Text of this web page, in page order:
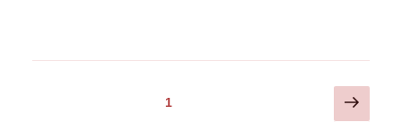
Posts
pagination
עמוד1
עמוד
הבא